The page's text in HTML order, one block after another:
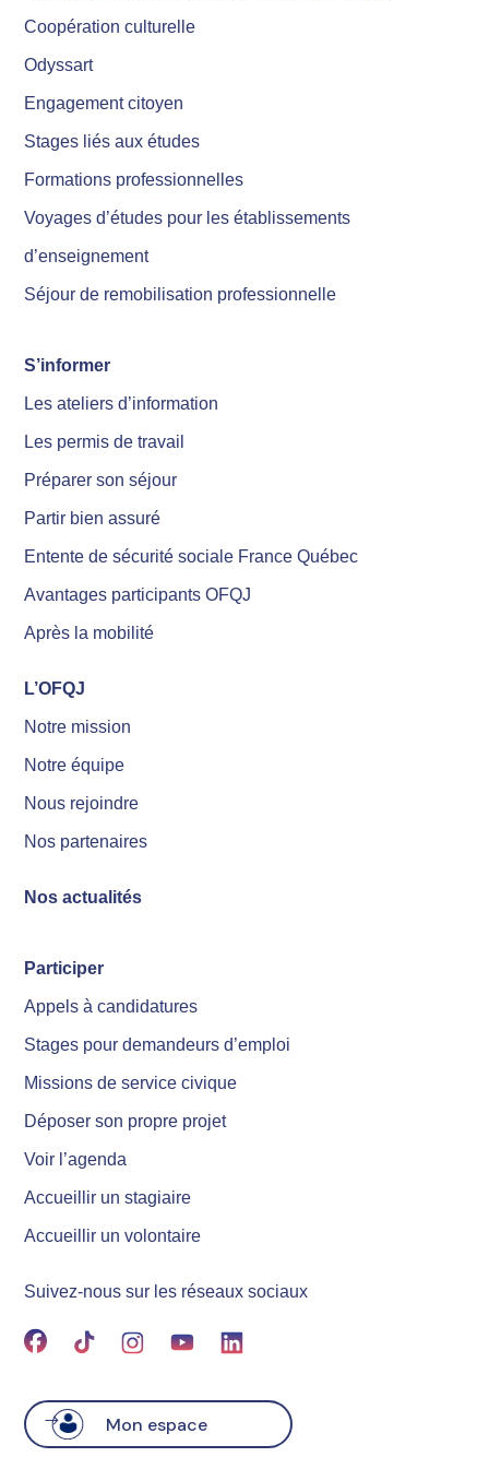
Coopération culturelle
Odyssart
Engagement citoyen
Stages liés aux études
Formations professionnelles
Voyages d’études pour les établissements
d’enseignement
Séjour de remobilisation professionnelle
S’informer
Les ateliers d’information
Les permis de travail
Préparer son séjour
Partir bien assuré
Entente de sécurité sociale France Québec
Avantages participants OFQJ
Après la mobilité
L’OFQJ
Notre mission
Notre équipe
Nous rejoindre
Nos partenaires
Nos actualités
Participer
Appels à candidatures
Stages pour demandeurs d’emploi
Missions de service civique
Déposer son propre projet
Voir l’agenda
Accueillir un stagiaire
Accueillir un volontaire
Suivez-nous sur les réseaux sociaux
Mon espace